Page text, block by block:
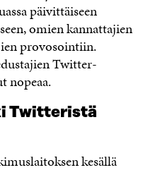
päivittäiseen
omien kannattajien
provosointiin.
Twitter-
nopeaa.
Twitteristä
kesällä